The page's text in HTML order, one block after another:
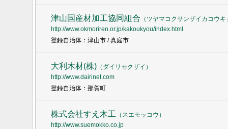
津山国産材加工協同組合 （ ツヤマコクサンザイカコウ
http://www.okmoriren.or.jp/kakoukyou/index.html
登録自治体：津山市 / 真庭市
大利木材(株)（ ダイリモクザイ ）
http://www.dairinet.com
登録自治体：那賀町
株式会社すえ木工（ スエモッコウ ）
http://www.suemokko.co.jp